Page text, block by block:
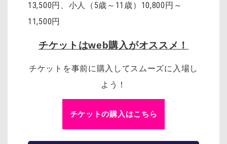
13,500円、小人（5歳～11歳）10,800円～
11,500円
チケットはweb購入がオススメ！
チケットを事前に購入してスムーズに入場し
よう！
チケットの購入はこちら